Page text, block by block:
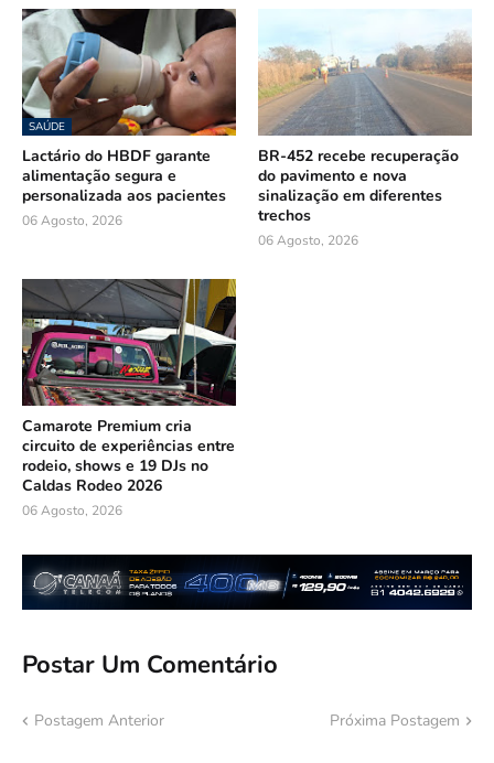
SAÚDE
Lactário do HBDF garante
alimentação segura e
personalizada aos pacientes
06 Agosto, 2026
BR-452 recebe recuperação
do pavimento e nova
sinalização em diferentes
trechos
06 Agosto, 2026
Camarote Premium cria
circuito de experiências entre
rodeio, shows e 19 DJs no
Caldas Rodeo 2026
06 Agosto, 2026
Postar Um Comentário
Postagem Anterior Próxima Postagem